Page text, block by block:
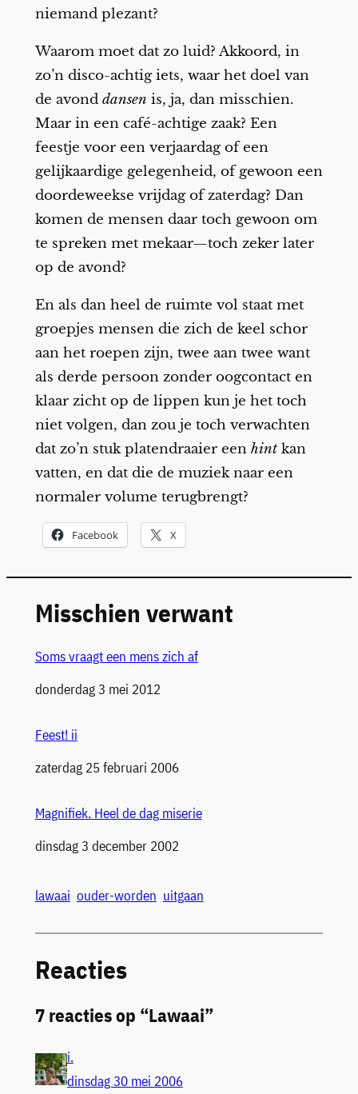
niemand plezant?
Waarom moet dat zo luid? Akkoord, in
zo’n disco-achtig iets, waar het doel van
de avond dansen is, ja, dan misschien.
Maar in een café-achtige zaak? Een
feestje voor een verjaardag of een
gelijkaardige gelegenheid, of gewoon een
doordeweekse vrijdag of zaterdag? Dan
komen de mensen daar toch gewoon om
te spreken met mekaar—toch zeker later
op de avond?
En als dan heel de ruimte vol staat met
groepjes mensen die zich de keel schor
aan het roepen zijn, twee aan twee want
als derde persoon zonder oogcontact en
klaar zicht op de lippen kun je het toch
niet volgen, dan zou je toch verwachten
dat zo’n stuk platendraaier een hintkan
vatten, en dat die de muziek naar een
normaler volume terugbrengt?
Facebook X
Misschien verwant
Soms vraagt een mens zich af
Datum
donderdag 3 mei 2012
Feest! ii
Datum
zaterdag 25 februari 2006
Magnifiek. Heel de dag miserie
Datum
dinsdag 3 december 2002
lawaai ouder-worden uitgaan
Reacties
7 reacties op “Lawaai”
i.
dinsdag 30 mei 2006